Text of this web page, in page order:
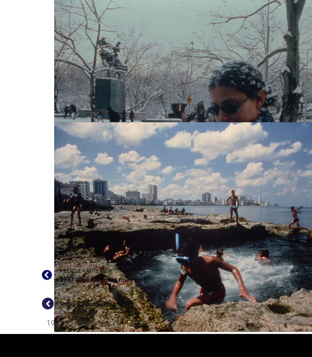
¿QUIÉN DIABLOS ES JULIETTE? / DOCUMENTAL, ARCHIVO DDCM
¿QUIÉN DIABLOS ES JULIETTE? / DOCUMENTAL, ARCHIVO DDCM
PELICULA ANTERIOR
1997 ¡Qué vivan los muertos!
Volver a ficha director
1997 ¿Quién diablos es Juliette?